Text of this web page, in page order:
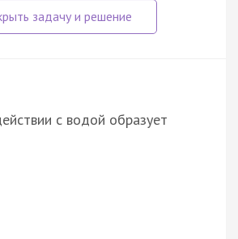
с водой образует